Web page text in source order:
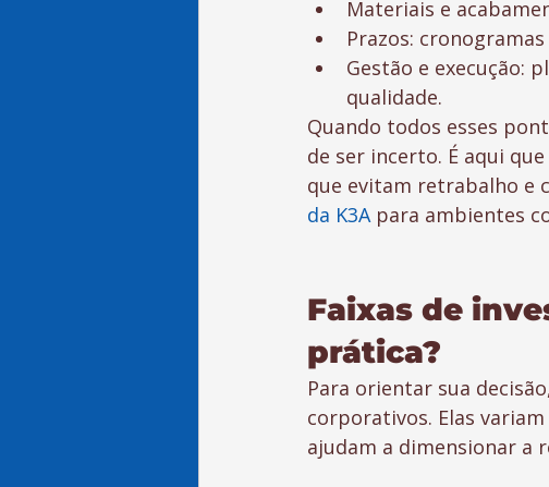
Materiais e
Prazos:
Gestão e execução:
qualidade.
Quando todos esses
de ser incerto. É aqui
que evitam retrabalho e
da K3A para ambientes
Faixas de
prática?
Para orientar sua
corporativos. Elas
ajudam a dimensionar a